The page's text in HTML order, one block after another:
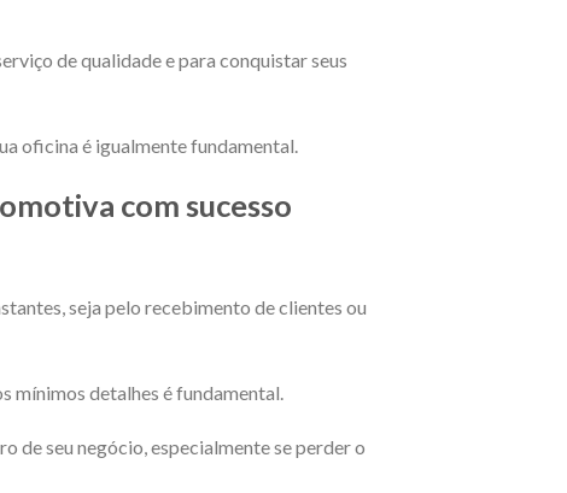
de qualidade e para conquistar seus
oficina é igualmente fundamental.
com sucesso
seja pelo recebimento de clientes ou
mínimos detalhes é fundamental.
de seu negócio, especialmente se perder o